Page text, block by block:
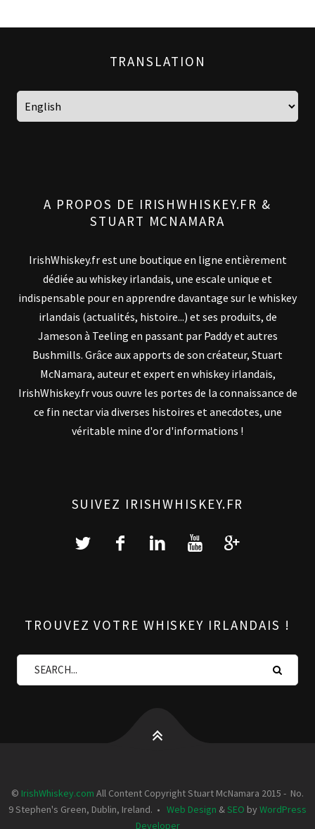
TRANSLATION
A PROPOS DE IRISHWHISKEY.FR &
STUART MCNAMARA
IrishWhiskey.fr est une boutique en ligne entièrement
dédiée au whiskey irlandais, une escale unique et
indispensable pour en apprendre davantage sur le whiskey
irlandais (actualités, histoire...) et ses produits, de
Jameson à Teeling en passant par Paddy et autres
Bushmills. Grâce aux apports de son créateur, Stuart
McNamara, auteur et expert en whiskey irlandais,
IrishWhiskey.fr vous ouvre les portes de la connaissance de
ce fin nectar via diverses histoires et anecdotes, une
véritable mine d'or d'informations !
SUIVEZ IRISHWHISKEY.FR
TROUVEZ VOTRE WHISKEY IRLANDAIS !
© IrishWhiskey.com All Content Copyright Stuart McNamara 2015 - No.
9 Stephen's Green, Dublin, Ireland. • Web Design &SEO by WordPress
Developer